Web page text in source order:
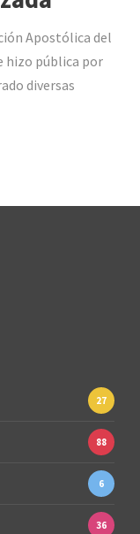
Apostólica del
hizo pública por
diversas
27
88
6
36